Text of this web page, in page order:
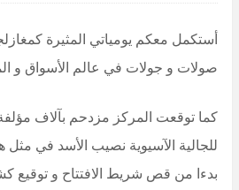
أستكمل معكم يومياتي المثيرة
صولات و جولات في عالم الأسواق و
كما توقعت المركز مزدحم بآلاف
للجالية الآسيوية نصيب الأسد في مثل
بدءا من قص شريط الافتتاح و توقيع